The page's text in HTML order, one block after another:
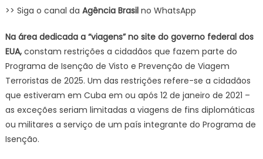
>> Siga o canal da Agência Brasilno WhatsApp
Na área dedicada a “viagens” no site do governo federal dos
EUA,constam restrições a cidadãos que fazem parte do
Programa de Isenção de Visto e Prevenção de Viagem
Terroristas de 2025. Um das restrições refere-se a cidadãos
que estiveram em Cuba em ou após 12 de janeiro de 2021 –
as exceções seriam limitadas a viagens de fins diplomáticas
ou militares a serviço de um país integrante do Programa de
Isenção.